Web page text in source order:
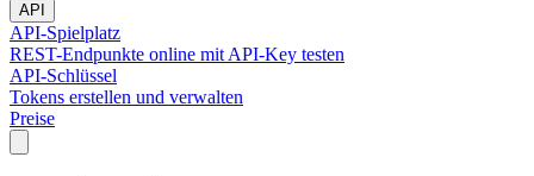
API
API-Spielplatz
REST-Endpunkte online mit API-Key testen
API-Schlüssel
Tokens erstellen und verwalten
Preise